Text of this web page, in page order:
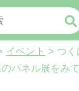
イベント > つ
パネル展をみ